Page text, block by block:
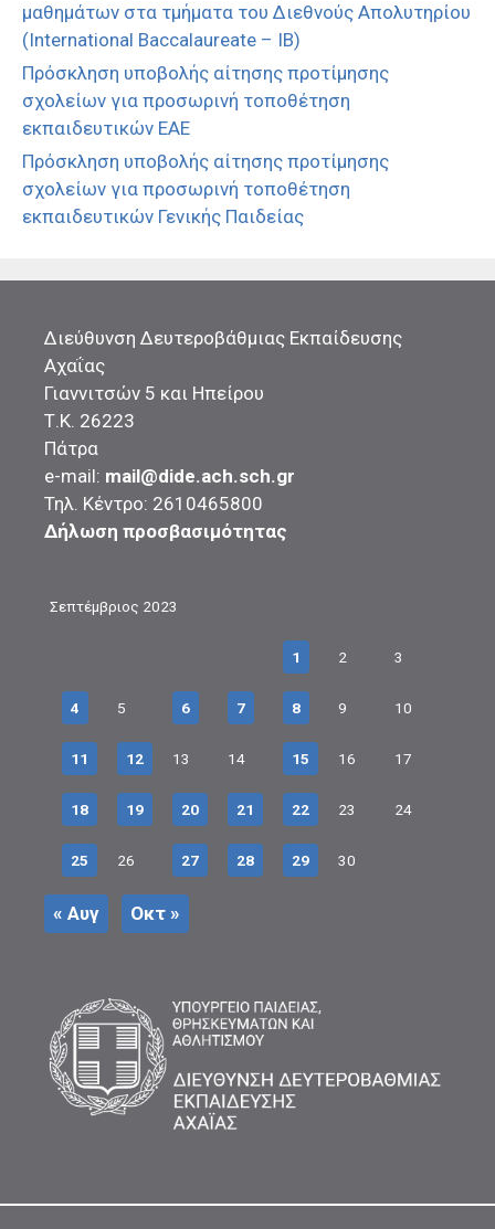
μαθημάτων στα τμήματα του Διεθνούς Απολυτηρίου
(International Baccalaureate – IB)
Πρόσκληση υποβολής αίτησης προτίμησης
σχολείων για προσωρινή τοποθέτηση
εκπαιδευτικών ΕΑΕ
Πρόσκληση υποβολής αίτησης προτίμησης
σχολείων για προσωρινή τοποθέτηση
εκπαιδευτικών Γενικής Παιδείας
Διεύθυνση Δευτεροβάθμιας Εκπαίδευσης
Αχαΐας
Γιαννιτσών 5 και Ηπείρου
Τ.Κ. 26223
Πάτρα
e-mail: mail@dide.ach.sch.gr
Τηλ. Κέντρο: 2610465800
Δήλωση προσβασιμότητας
Σεπτέμβριος 2023
1 2 3
4 5 6 7 8 9 10
11 12 13 14 15 16 17
18 19 20 21 22 23 24
25 26 27 28 29 30
« Αυγ Οκτ »